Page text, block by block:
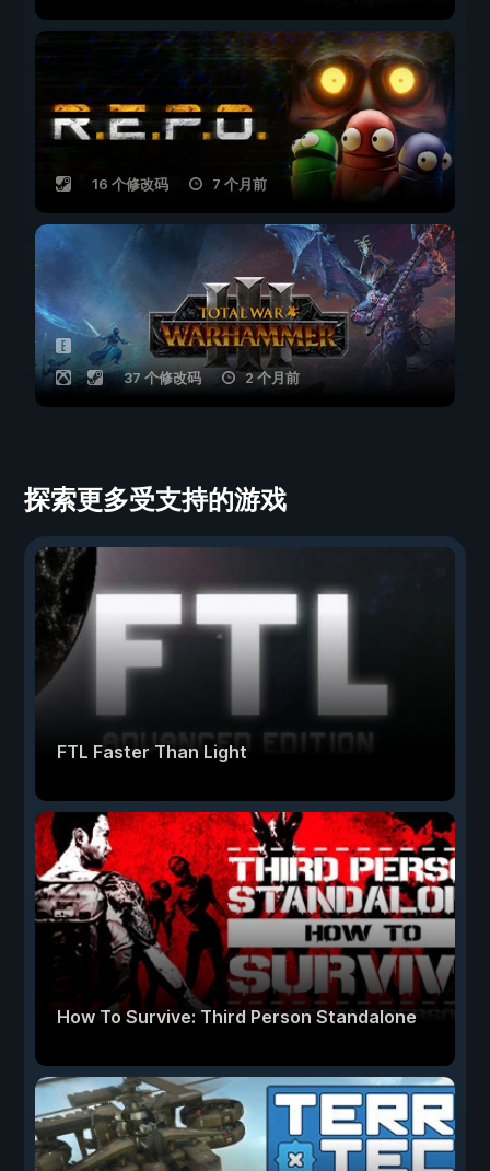
16 个修改码 7 个月前
37 个修改码 2 个月前
探索更多受支持的游戏
FTL Faster Than Light
How To Survive: Third Person Standalone